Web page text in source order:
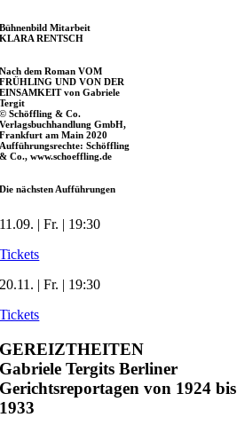
Bühnenbild Mitarbeit
KLARA RENTSCH
Nach dem Roman VOM
FRÜHLING UND VON DER
EINSAMKEIT von Gabriele
Tergit
© Schöffling & Co.
Verlagsbuchhandlung GmbH,
Frankfurt am Main 2020
Aufführungsrechte: Schöffling
& Co., www.schoeffling.de
Die nächsten Aufführungen
11.09. | Fr. | 19:30
Tickets
20.11. | Fr. | 19:30
Tickets
GEREIZTHEITEN
Gabriele Tergits Berliner
Gerichtsreportagen von 1924 bis
1933